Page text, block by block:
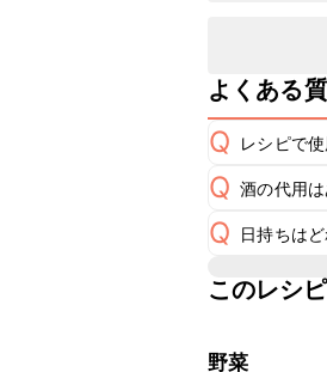
よくある
Q レシピで
A
Q 酒の代用
A
Q 日持ちは
A
保存期間
このレシ
野菜